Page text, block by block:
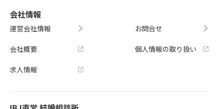
会社情報
運営会社情報
会社概要
求人情報
お問合せ
個人情報の取り扱い